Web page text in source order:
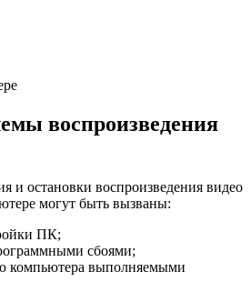
воспроизведения
и остановки воспроизведения видео
могут быть вызваны:
ПК;
сбоями;
компьютера выполняемыми